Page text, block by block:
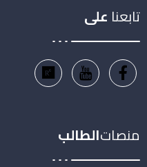
تابعنا على
منصاتالطالب